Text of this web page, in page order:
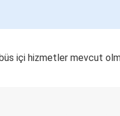
içi hizmetler mevcut